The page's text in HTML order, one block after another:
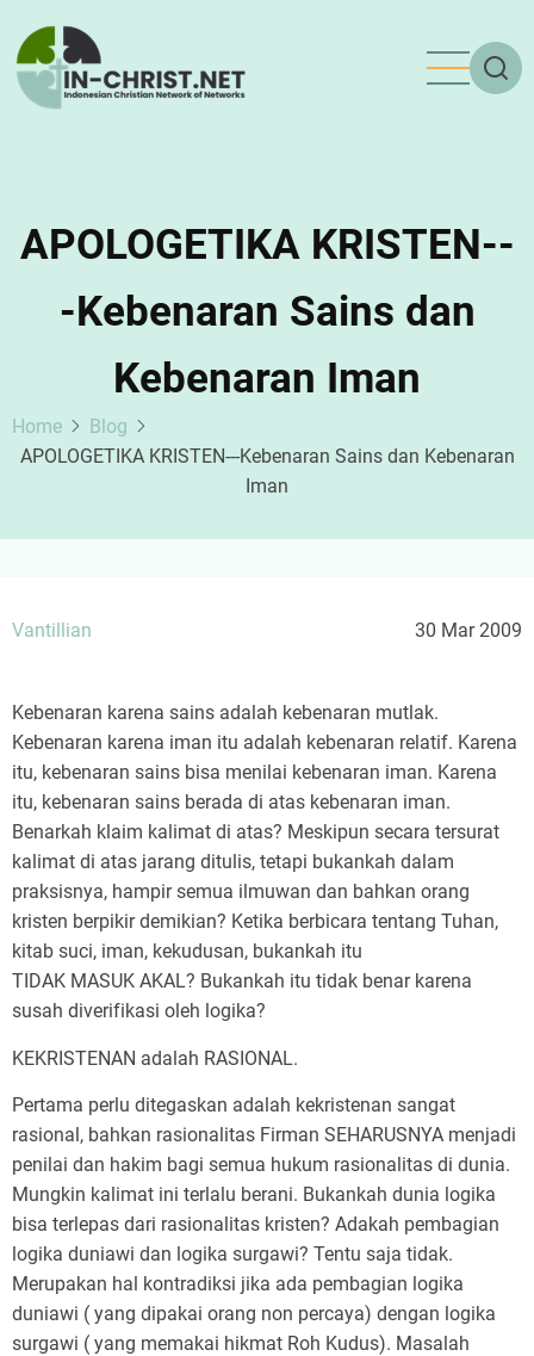
main
content
APOLOGETIKA KRISTEN--
-Kebenaran Sains dan
Kebenaran Iman
Home
Blog
APOLOGETIKA KRISTEN---Kebenaran Sains dan Kebenaran
Iman
Vantillian 30 Mar 2009
Kebenaran karena sains adalah kebenaran mutlak.
Kebenaran karena iman itu adalah kebenaran relatif. Karena
itu, kebenaran sains bisa menilai kebenaran iman. Karena
itu, kebenaran sains berada di atas kebenaran iman.
Benarkah klaim kalimat di atas? Meskipun secara tersurat
kalimat di atas jarang ditulis, tetapi bukankah dalam
praksisnya, hampir semua ilmuwan dan bahkan orang
kristen berpikir demikian? Ketika berbicara tentang Tuhan,
kitab suci, iman, kekudusan, bukankah itu
TIDAK MASUK AKAL? Bukankah itu tidak benar karena
susah diverifikasi oleh logika?
KEKRISTENAN adalah RASIONAL.
Pertama perlu ditegaskan adalah kekristenan sangat
rasional, bahkan rasionalitas Firman SEHARUSNYA menjadi
penilai dan hakim bagi semua hukum rasionalitas di dunia.
Mungkin kalimat ini terlalu berani. Bukankah dunia logika
bisa terlepas dari rasionalitas kristen? Adakah pembagian
logika duniawi dan logika surgawi? Tentu saja tidak.
Merupakan hal kontradiksi jika ada pembagian logika
duniawi ( yang dipakai orang non percaya) dengan logika
surgawi ( yang memakai hikmat Roh Kudus). Masalah